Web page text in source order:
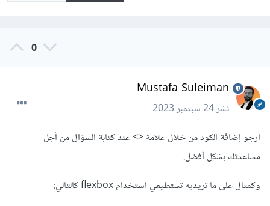
0
Mustafa Suleiman
نشر24 سبتمبر 2023
أرجو إضافة الكود من خلال علامة <> عند كتابة السؤال من أجل
مساعدتك بشكل أفضل.
وكمثال على ما تريديه تستطيعي استخدام flexbox كالتالي: